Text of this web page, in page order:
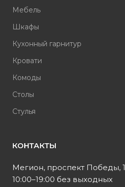
Мебель
Шкафы
Кухонный гарнитур
Кровати
Комоды
Столы
Стулья
КОНТАКТЫ
Мегион, проспект Победы, 1
10:00–19:00 без выходных